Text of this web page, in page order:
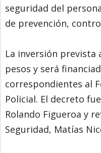
seguridad del
de prevención,
La inversión prevista
pesos y será
correspondientes al
Policial. El decreto
Rolando Figueroa y
Seguridad, Matías